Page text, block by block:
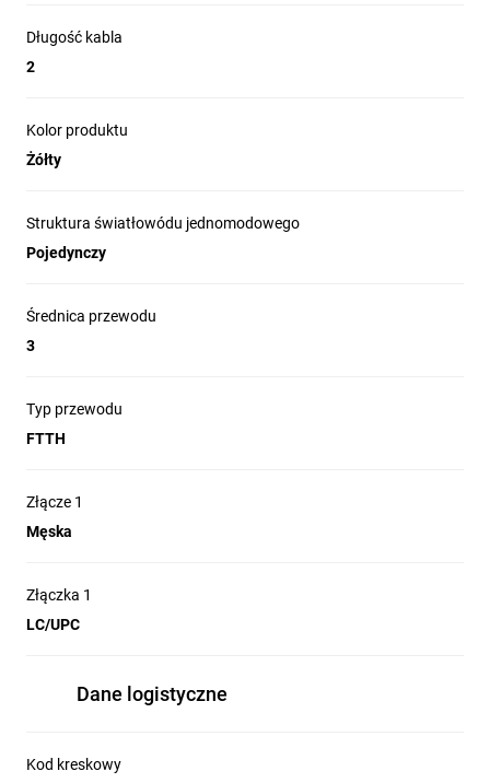
Cechy patchcordów
Powtarzalność parametrów
Długość kabla
2
Kolor produktu
Żółty
Struktura światłowódu jednomodowego
Pojedynczy
Średnica przewodu
3
Typ przewodu
FTTH
Złącze 1
Męska
Złączka 1
LC/UPC
Dane logistyczne
Kod kreskowy